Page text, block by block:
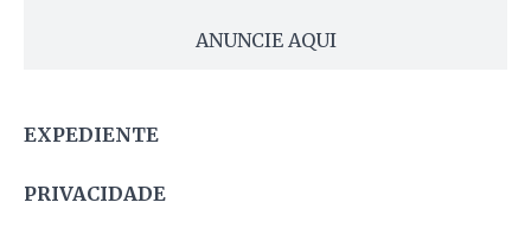
ANUNCIE AQUI
EXPEDIENTE
PRIVACIDADE